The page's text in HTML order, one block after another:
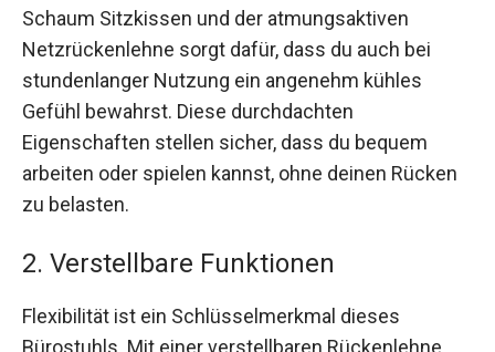
Schaum Sitzkissen und der atmungsaktiven
Netzrückenlehne sorgt dafür, dass du auch bei
stundenlanger Nutzung ein angenehm kühles
Gefühl bewahrst. Diese durchdachten
Eigenschaften stellen sicher, dass du bequem
arbeiten oder spielen kannst, ohne deinen Rücken
zu belasten.
2. Verstellbare Funktionen
Flexibilität ist ein Schlüsselmerkmal dieses
Bürostuhls. Mit einer verstellbaren Rückenlehne,